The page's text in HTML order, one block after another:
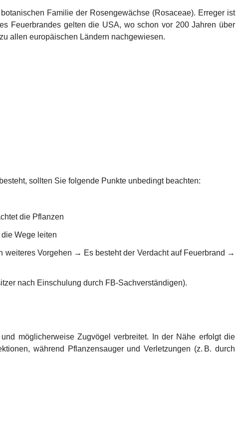
Familie der Rosengewächse (Rosaceae). Erreger ist
Feuerbrandes gelten die USA, wo schon vor 200 Jahren über
allen europäischen Ländern nachgewiesen.
sollten Sie folgende Punkte unbedingt beachten:
die Pflanzen
Wege leiten
Vorgehen → Es besteht der Verdacht auf Feuerbrand →
nach Einschulung durch FB-Sachverständigen).
möglicherweise Zugvögel verbreitet. In der Nähe erfolgt die
während Pflanzensauger und Verletzungen (z. B. durch